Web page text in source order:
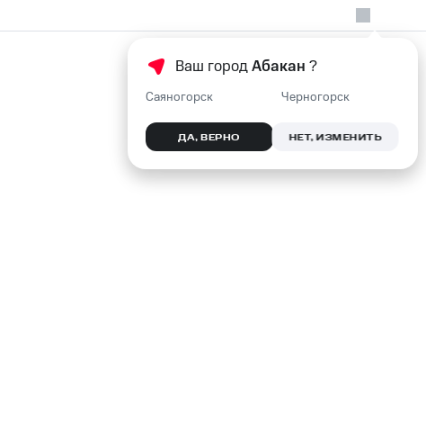
Ваш городАбакан ?
Саяногорск Черногорск
ДА, ВЕРНО НЕТ, ИЗМЕНИТЬ